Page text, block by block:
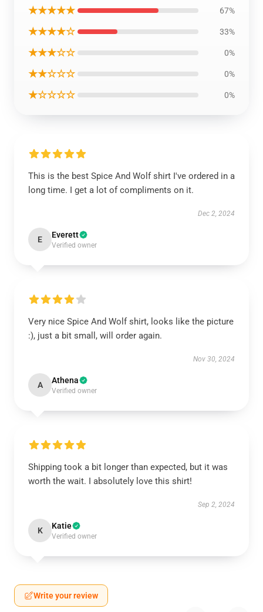
★★★★★ 67%
★★★★☆ 33%
★★★☆☆ 0%
★★☆☆☆ 0%
★☆☆☆☆ 0%
This is the best Spice And Wolf shirt I've ordered in a
long time. I get a lot of compliments on it.
Dec 2, 2024
E Everett
Verified owner
Very nice Spice And Wolf shirt, looks like the picture
:), just a bit small, will order again.
Nov 30, 2024
A Athena
Verified owner
Shipping took a bit longer than expected, but it was
worth the wait. I absolutely love this shirt!
Sep 2, 2024
K Katie
Verified owner
Write your review